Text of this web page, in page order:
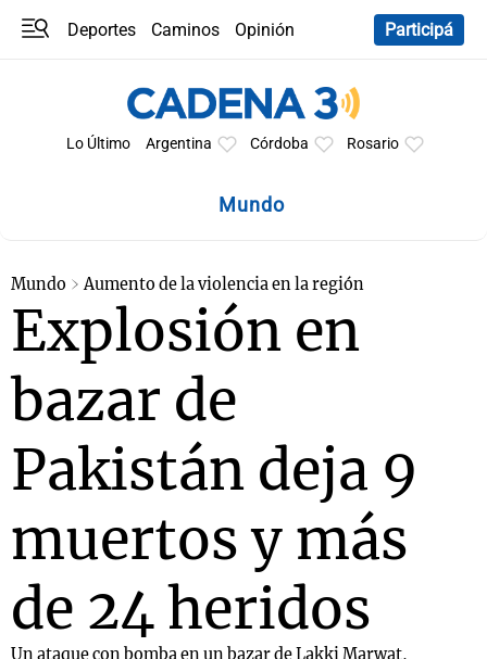
Deportes Caminos
Opinión
Participá
Lo Último Argentina Córdoba Rosario
Mundo
Mundo Aumento de la violencia en la región
Explosión en
bazar de
Pakistán deja 9
muertos y más
de 24 heridos
Un ataque con bomba en un bazar de Lakki Marwat,